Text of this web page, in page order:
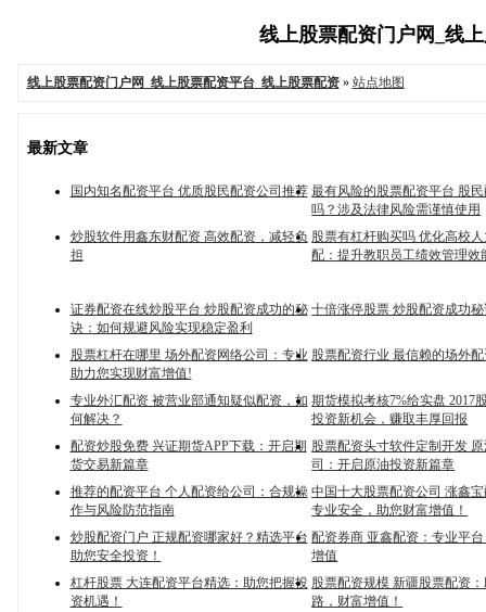
线上股票配资门户网_线
线上股票配资门户网_线上股票配资平台_线上股票配资» 站点地图
最新文章
国内知名配资平台 优质股民配资公司推荐 最有风险的股票配资平台 股
吗？涉及法律风险需谨慎使用
炒股软件用鑫东财配资 高效配资，减轻负
担
股票有杠杆购买吗 优化高校
配：提升教职员工绩效管理效
证券配资在线炒股平台 炒股配资成功的秘
诀：如何规避风险实现稳定盈利
十倍涨停股票 炒股配资成功
股票杠杆在哪里 场外配资网络公司：专业
助力您实现财富增值!
股票配资行业 最信赖的场外
专业外汇配资 被营业部通知疑似配资，如
何解决？
期货模拟考核7%给实盘 2017
投资新机会，赚取丰厚回报
配资炒股免费 兴证期货APP下载：开启期
货交易新篇章
股票配资头寸软件定制开发
司：开启原油投资新篇章
推荐的配资平台 个人配资给公司：合规操
作与风险防范指南
中国十大股票配资公司 涨鑫
专业安全，助您财富增值！
炒股配资门户 正规配资哪家好？精选平台
助您安全投资！
配资券商 亚鑫配资：专业平
增值
杠杆股票 大连配资平台精选：助您把握投
资机遇！
股票配资规模 新疆股票配资
路，财富增值！